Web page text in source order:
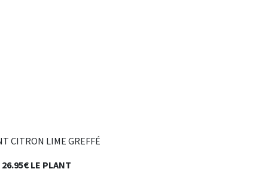
CITRON LIME GREFFÉ
26.95€ LE PLANT